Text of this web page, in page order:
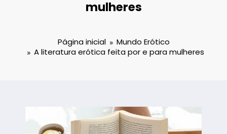
mulheres
Página inicial
Mundo Erótico
A literatura erótica feita por e para mulheres